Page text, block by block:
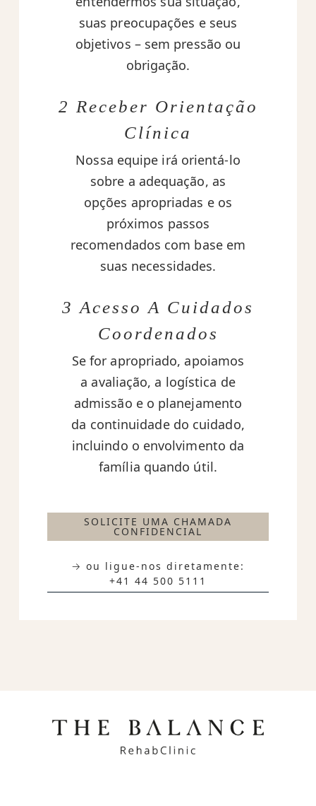
suas preocupações e seus
objetivos – sem pressão ou
obrigação.
2 Receber Orientação
Clínica
Nossa equipe irá orientá-lo
sobre a adequação, as
opções apropriadas e os
próximos passos
recomendados com base em
suas necessidades.
3 Acesso A Cuidados
Coordenados
Se for apropriado, apoiamos
a avaliação, a logística de
admissão e o planejamento
da continuidade do cuidado,
incluindo o envolvimento da
família quando útil.
SOLICITE UMA CHAMADA
CONFIDENCIAL
→ ou ligue-nos diretamente:
+41 44 500 5111